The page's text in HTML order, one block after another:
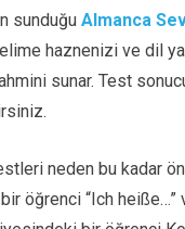
sunduğu Almanca
haznenizi ve dil
sunar. Test
neden bu kadar
öğrenci “Ich heiße…”